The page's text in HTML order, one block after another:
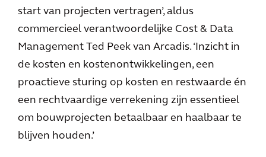
start van projecten vertragen’, aldus
commercieel verantwoordelijke Cost & Data
Management Ted Peek van Arcadis. ‘Inzicht in
de kosten en kostenontwikkelingen, een
proactieve sturing op kosten en restwaarde én
een rechtvaardige verrekening zijn essentieel
om bouwprojecten betaalbaar en haalbaar te
blijven houden.’